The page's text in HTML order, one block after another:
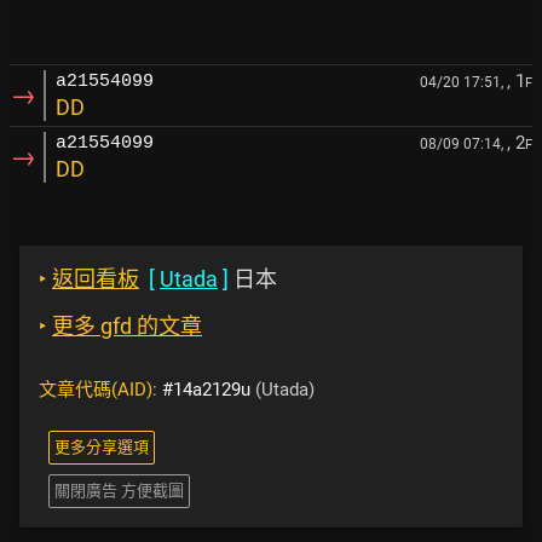
→ a21554099 04/20 17:51, , 1 F
DD
→ a21554099 08/09 07:14, , 2F
DD
‣ 返回看板 [ Utada ] 日本
‣ 更多 gfd 的文章
文章代碼(AID): #14a2129u (Utada)
更多分享選項
關閉廣告 方便截圖